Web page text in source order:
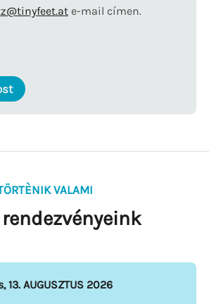
e-mail címen.
VALAMI
,13. AUGUSZTUS2026